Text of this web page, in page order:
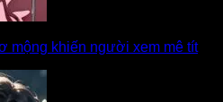
mộng khiến người xem mê tít